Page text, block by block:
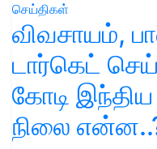
செய்திகள்
விவசாயம்,
டார்கெட்
கோடி
நிலை